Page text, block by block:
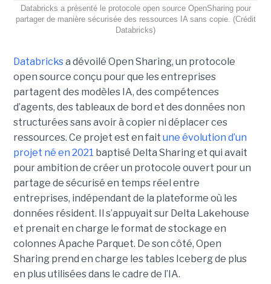
Databricks a présenté le protocole open source OpenSharing pour
partager de manière sécurisée des ressources IA sans copie. (Crédit
Databricks)
Databricksa dévoilé Open Sharing, un protocole
open source conçu pour que les entreprises
partagent des modèles IA, des compétences
d’agents, des tableaux de bord et des données non
structurées sans avoir à copier ni déplacer ces
ressources. Ce projet est en fait une évolution d’un
projet né en 2021 baptisé Delta Sharing et qui avait
pour ambition de créer un protocole ouvert pour un
partage de sécurisé en temps réel entre
entreprises, indépendant de la plateforme où les
données résident. Il s’appuyait sur Delta Lakehouse
et prenait en charge le format de stockage en
colonnes Apache Parquet. De son côté, Open
Sharing prend en charge les tables Iceberg de plus
en plus utilisées dans le cadre de l’IA.